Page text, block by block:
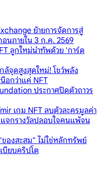
ย้ายการจัดการสู่
นภายใน 3 ก.ค. 2569
ลูกใหม่นำทัพด้วย 'การ์ด
ล้จุดสูงสุดใหม่! โชว์พลัง
อกว่าแค่ NFT
ประกาศปิดตัวถาวร
เกม NFT ลบตัวละครมูลค่า
จกรางวัลปลอบใจคนแพ้จน
องสะสม" ไม่ใช่หลักทรัพย์
บียบคริปโต